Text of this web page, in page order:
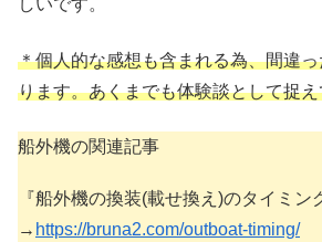
しいです。
＊個人的な感想も含まれる為、間違
ります。あくまでも体験談として捉
船外機の関連記事
『船外機の換装(載せ換え)のタイミン
→ https://bruna2.com/outboat-timing/